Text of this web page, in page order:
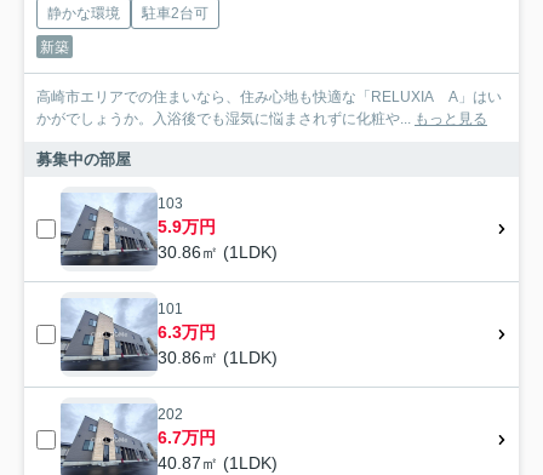
静かな環境
駐車2台可
新築
高崎市エリアでの住まいなら、住み心地も快適な「RELUXIA A」はい
かがでしょうか。入浴後でも湿気に悩まされずに化粧や... もっと見る
募集中の部屋
103
5.9万円
30.86㎡ (1LDK)
101
6.3万円
30.86㎡ (1LDK)
202
6.7万円
40.87㎡ (1LDK)